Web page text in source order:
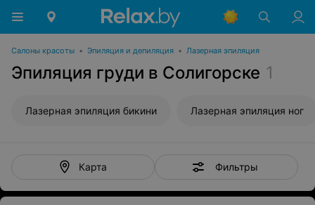
Салоны красоты • Эпиляция и депиляция • Лазерная эпиляция
Эпиляция груди в Солигорске 1
Лазерная эпиляция бикини Лазерная эпиляция ног
Карта Фильтры